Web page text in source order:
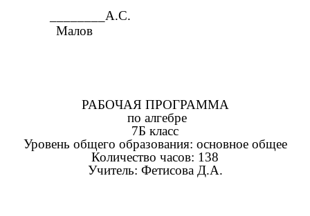
________А.С.
Малов
РАБОЧАЯ ПРОГРАММА
по алгебре
7Б класс
Уровень общего образования: основное общее
Количество часов: 138
Учитель: Фетисова Д.А.